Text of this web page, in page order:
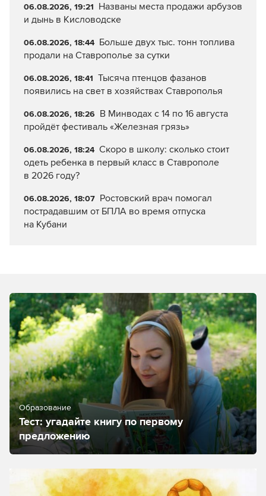
06.08.2026, 19:21 Названы места продажи арбузов
и дынь в Кисловодске
06.08.2026, 18:44 Больше двух тыс. тонн топлива
продали на Ставрополье за сутки
06.08.2026, 18:41 Тысяча птенцов фазанов
появились на свет в хозяйствах Ставрополья
06.08.2026, 18:26 В Минводах с 14 по 16 августа
пройдёт фестиваль «Железная грязь»
06.08.2026, 18:24 Скоро в школу: сколько стоит
одеть ребенка в первый класс в Ставрополе
в 2026 году?
06.08.2026, 18:07 Ростовский врач помогал
пострадавшим от БПЛА во время отпуска
на Кубани
Образование
Тест: угадайте книгу по первому
предложению